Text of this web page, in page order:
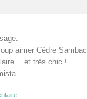
aimer Cèdre Sambac.
et très chic !